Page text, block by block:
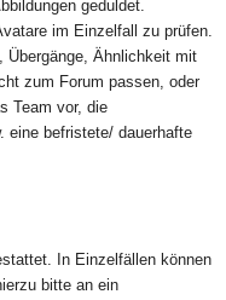
geduldet.
im Einzelfall zu prüfen.
Übergänge, Ähnlichkeit mit
zum Forum passen, oder
Team vor, die
eine befristete/ dauerhafte
In Einzelfällen können
bitte an ein